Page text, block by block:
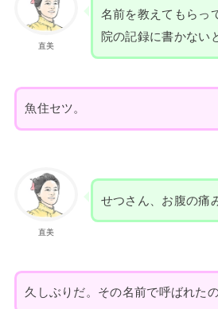
直美
名前を教えてもらっ
院の記録に書かない
魚住セツ。
直美
せつさん、お腹の痛
久しぶりだ。その名前で呼ばれたの